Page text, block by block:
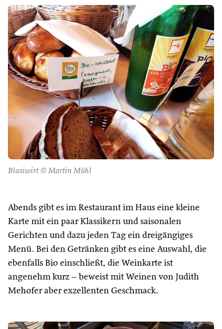
Blasiwirt © Martin Mühl
Abends gibt es im Restaurant im Haus eine kleine
Karte mit ein paar Klassikern und saisonalen
Gerichten und dazu jeden Tag ein dreigängiges
Menü. Bei den Getränken gibt es eine Auswahl, die
ebenfalls Bio einschließt, die Weinkarte ist
angenehm kurz – beweist mit Weinen von Judith
Mehofer aber exzellenten Geschmack.